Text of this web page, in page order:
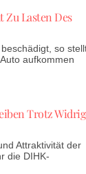
Zu Lasten Des
so
aufkommen
Trotz
Attraktivität der
die DIHK-